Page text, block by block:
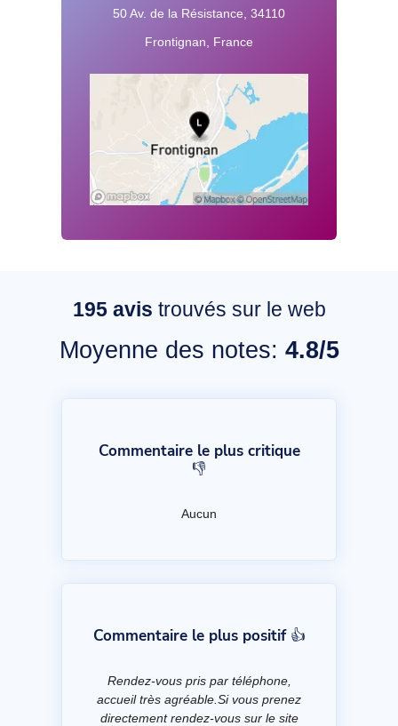
50 Av. de la Résistance, 34110
Frontignan, France
195 avis trouvés sur le web
Moyenne des notes: 4.8/5
Commentaire le plus critique
👎
Aucun
Commentaire le plus positif 👍
Rendez-vous pris par téléphone,
accueil très agréable.Si vous prenez
directement rendez-vous sur le site